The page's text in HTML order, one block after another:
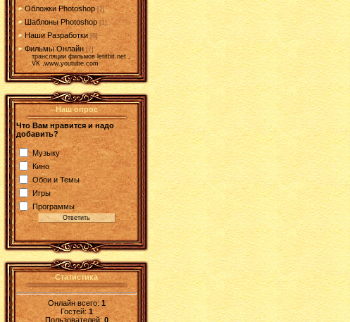
Обложки Photoshop [2]
Шаблоны Photoshop [1]
Наши Разработки [6]
Фильмы Онлайн [7]
трансляции фильмов letitbit.net ,
VK ,www.youtube.com
Наш опрос
Что Вам нравится и надо
добавить?
Музыку
Кино
Обои и Темы
Игры
Программы
Статистика
Онлайн всего:1
Гостей:1
Пользователей: 0